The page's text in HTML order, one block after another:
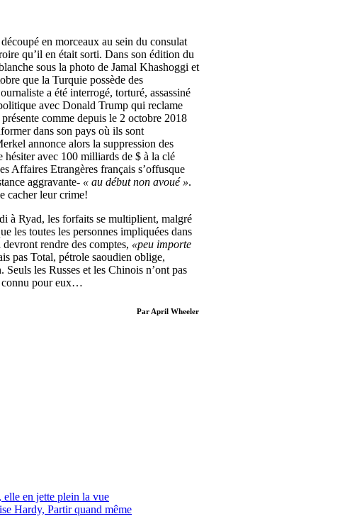
en morceaux au sein du consulat
qu’il en était sorti. Dans son édition du
sous la photo de Jamal Khashoggi et
que la Turquie possède des
a été interrogé, torturé, assassiné
avec Donald Trump qui reclame
comme depuis le 2 octobre 2018
dans son pays où ils sont
annonce alors la suppression des
avec 100 milliards de $ à la clé
Affaires Etrangères français s’offusque
aggravante- « au début non avoué ».
cacher leur crime!
à Ryad, les forfaits se multiplient, malgré
les toutes les personnes impliquées dans
rendre des comptes, «peu importe
pas Total, pétrole saoudien oblige,
les Russes et les Chinois n’ont pas
connu pour eux…
Par April Wheeler